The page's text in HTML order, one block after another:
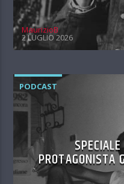
MaurizioB
2 LUGLIO 2026
PODCAST
PROTAGONISTA